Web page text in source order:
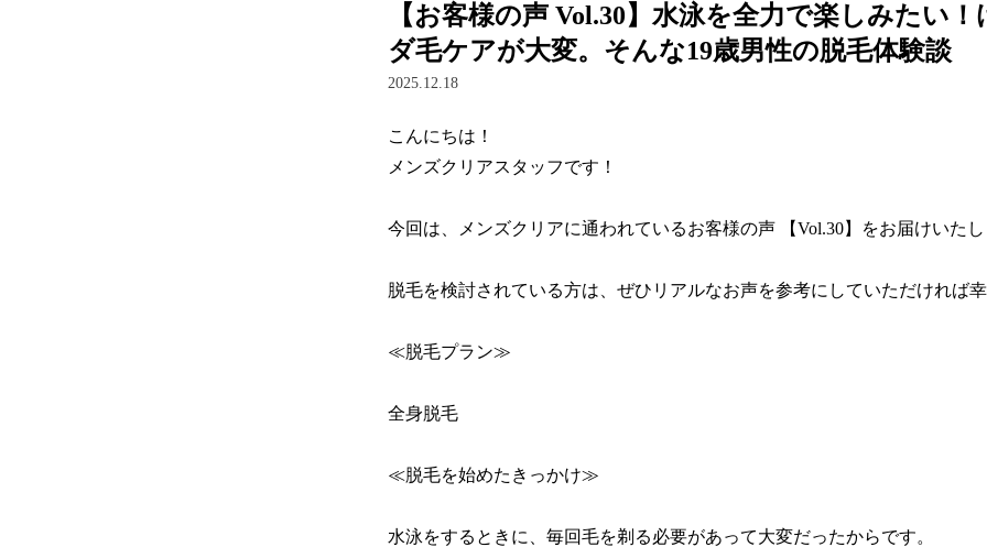
【お客様の声 Vol.30】水泳を全力で楽しみたい
ダ毛ケアが大変。そんな19歳男性の脱毛体験談
2025.12.18
こんにちは！
メンズクリアスタッフです！
今回は、メンズクリアに通われているお客様の声 【Vol.30】をお届けいた
脱毛を検討されている方は、ぜひリアルなお声を参考にしていただければ
≪脱毛プラン≫
全身脱毛
≪脱毛を始めたきっかけ≫
水泳をするときに、毎回毛を剃る必要があって大変だったからです。